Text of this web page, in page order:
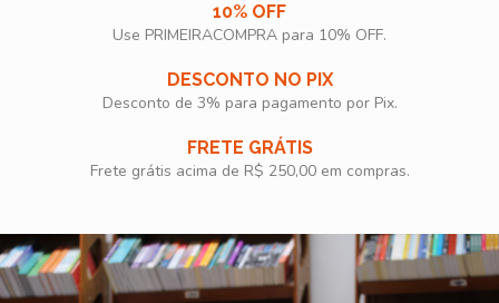
10% OFF
Use PRIMEIRACOMPRA para 10% OFF.​
DESCONTO NO PIX
Desconto de 3% para pagamento por Pix.
FRETE GRÁTIS
Frete grátis acima de R$ 250,00 em compras.